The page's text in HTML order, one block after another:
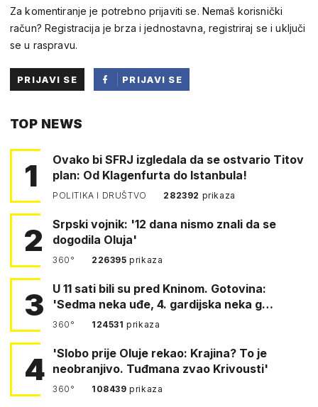
Za komentiranje je potrebno prijaviti se. Nemaš korisnički
račun? Registracija je brza i jednostavna, registriraj se i uključi
se u raspravu.
PRIJAVI SE
PRIJAVI SE
TOP NEWS
1
Ovako bi SFRJ izgledala da se ostvario Titov
plan: Od Klagenfurta do Istanbula!
POLITIKA I DRUŠTVO 282392 prikaza
2
Srpski vojnik: '12 dana nismo znali da se
dogodila Oluja'
360° 226395prikaza
3
U 11 sati bili su pred Kninom. Gotovina:
'Sedma neka uđe, 4. gardijska neka g…
360° 124531prikaza
4
'Slobo prije Oluje rekao: Krajina? To je
neobranjivo. Tuđmana zvao Krivousti'
360° 108439prikaza